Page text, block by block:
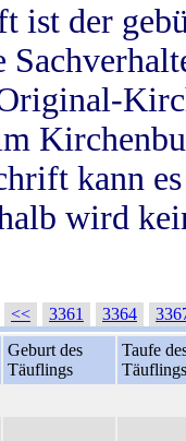
ist der
kann
wird
<< 3361 3364
Geburt des
Täuflings
Taufe
Täuflings